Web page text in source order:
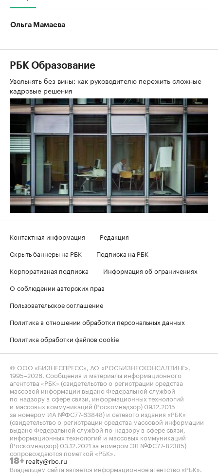
Ольга Мамаева
РБК Образование
Увольнять без вины: как руководителю пережить сложные
кадровые решения
Контактная информация
Редакция
Скрыть баннеры на РБК
Подписка на РБК
Корпоративная подписка
Информация об ограничениях
О соблюдении авторских прав
Пользовательское соглашение
Политика в отношении обработки персональных данных
Политика обработки файлов cookie
© ООО «БИЗНЕСПРЕСС», АО «РОСБИЗНЕСКОНСАЛТИНГ»,
1995–2026 . Сообщения и материалы информационного
агентства «РБК» (свидетельство о регистрации средства
массовой информации выдано Федеральной службой
по надзору в сфере связи, информационных технологий
и массовых коммуникаций (Роскомнадзор) 09.12.2015
за номером ИА №ФС77-63848) и сетевого издания «РБК»
(свидетельство о регистрации средства массовой информации
выдано Федеральной службой по надзору в сфере связи,
информационных технологий и массовых коммуникаций
(Роскомнадзор) 03.12.2021 за номером ЭЛ №ФС77-82385)
сопровождаются пометкой «РБК».
18+ realty@rbc.ru
Владельцем сайта является информационное агентство «РБК».